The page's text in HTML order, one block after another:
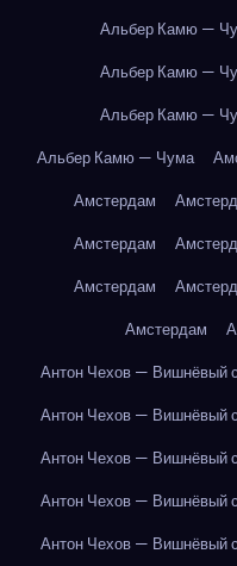
Альбер Камю —
Альбер Камю —
Альбер Камю —
Альбер Камю — Чума
Амстердам
Амстердам
Амстердам
Амстердам
Антон Чехов — Вишнёвый
Антон Чехов — Вишнёвый
Антон Чехов — Вишнёвый
Антон Чехов — Вишнёвый
Антон Чехов — Вишнёвый